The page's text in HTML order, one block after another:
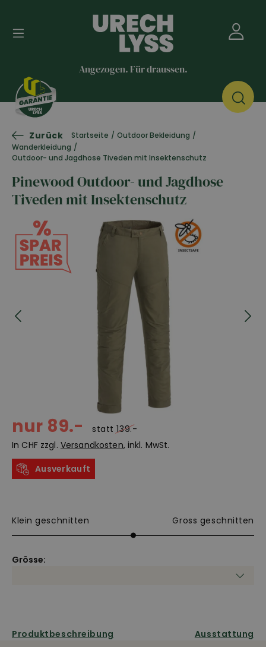
Angezogen. Für draussen.
Zurück Startseite / Outdoor Bekleidung /
Wanderkleidung /
Outdoor- und Jagdhose Tiveden mit Insektenschutz
Pinewood Outdoor- und Jagdhose
Tiveden mit Insektenschutz
nur 89.- statt139.-
In CHF zzgl. Versandkosten, inkl. MwSt.
Ausverkauft
Klein geschnitten Gross geschnitten
Grösse:
Produktbeschreibung Ausstattung